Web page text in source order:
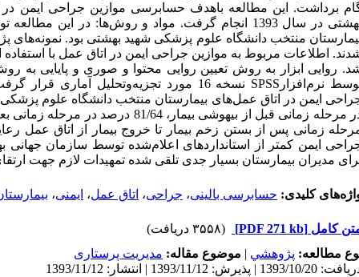
برداشت. این مطالعه باهدف حسابرسی موازین جراحی ایمن
بهشتی در سال 1393 انجام گرفت. مواد و روش‌ها: در
روایی ابزار به روش تعیین روایی محتوا و صوری و پایایی به
زمانی پس از بستن زخم بیمار تا خروج بیمار از اتاق عمل
ایمن کمتر از استانداردهای اعلام‌شده توسط سازمان
مدیران بیمارستان بسیار جدی تلقی شده تمهیدات لازم جهت
کلیدی: حسابرسی بالینی، جراحی، اتاق عمل، ایمنی،
کامل [PDF 271 kb]
(۳۵۵۸ دریافت)
مطالعه: پژوهشي | موضوع مقاله: مدیریت پرستاری
1393/10/20 | پذیرش: 1393/11/12 | انتشار: 1393/11/12